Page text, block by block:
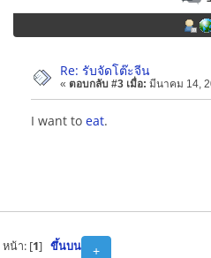
Re: รับจัดโต๊ะจีน
« ตอบกลับ #3 เมื่อ: มีนาคม 14,
I want to eat.
+
หน้า: [1] ขึ้นบน